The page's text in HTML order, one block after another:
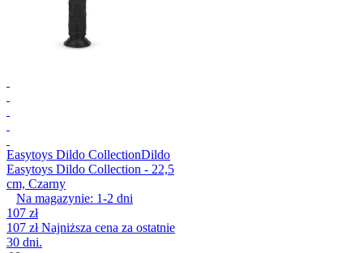
Easytoys Dildo CollectionDildo
Easytoys Dildo Collection - 22,5
cm, Czarny
Na magazynie: 1-2 dni
107 zł
107 złNajniższa cena za ostatnie
30 dni.